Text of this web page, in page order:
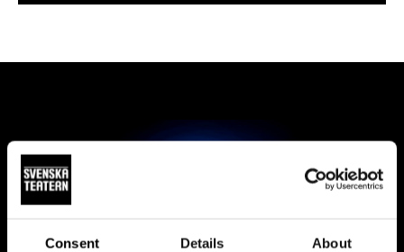
Consent Details About